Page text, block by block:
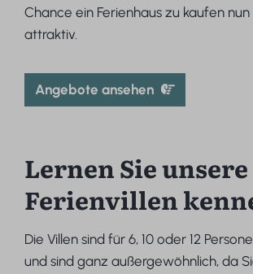
Chance ein Ferienhaus zu kaufen
attraktiv.
Angebote ansehen
Lernen Sie unsere
Ferienvillen
Die Villen sind für 6, 10 oder 12
und sind ganz außergewöhnlich, da